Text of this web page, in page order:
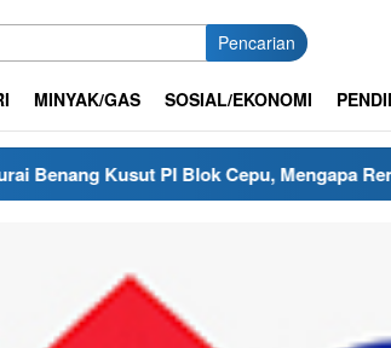
Pencarian
MINYAK/GAS SOSIAL/EKONOMI
PI Blok Cepu, Mengapa Renegosiasi Harus